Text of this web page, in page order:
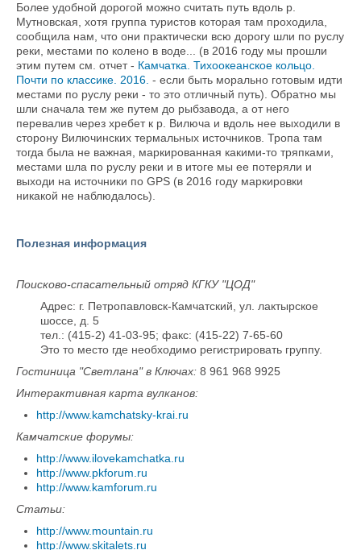
Более удобной дорогой можно считать путь вдоль р.
Мутновская, хотя группа туристов которая там проходила,
сообщила нам, что они практически всю дорогу шли по руслу
реки, местами по колено в воде... (в 2016 году мы прошли
этим путем см. отчет - Камчатка. Тихоокеанское кольцо.
Почти по классике. 2016. - если быть морально готовым идти
местами по руслу реки - то это отличный путь). Обратно мы
шли сначала тем же путем до рыбзавода, а от него
перевалив через хребет к р. Вилюча и вдоль нее выходили в
сторону Вилючинских термальных источников. Тропа там
тогда была не важная, маркированная какими-то тряпками,
местами шла по руслу реки и в итоге мы ее потеряли и
выходи на источники по GPS (в 2016 году маркировки
никакой не наблюдалось).
Полезная информация
Поисково-спасательный отряд КГКУ "ЦОД"
Адрес: г. Петропавловск-Камчатский, ул. лактырское
шоссе, д. 5
тел.: (415-2) 41-03-95; факс: (415-22) 7-65-60
Это то место где необходимо регистрировать группу.
Гостиница "Светлана" в Ключах: 8 961 968 9925
Интерактивная карта вулканов:
http://www.kamchatsky-krai.ru
Камчатские форумы:
http://www.ilovekamchatka.ru
http://www.pkforum.ru
http://www.kamforum.ru
Статьи:
http://www.mountain.ru
http://www.skitalets.ru